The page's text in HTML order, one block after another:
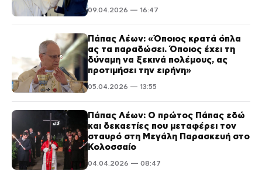
09.04.2026 — 16:47
Πάπας Λέων: «Όποιος κρατά όπλα
ας τα παραδώσει. Όποιος έχει τη
δύναμη να ξεκινά πολέμους, ας
προτιμήσει την ειρήνη»
05.04.2026 — 13:55
Πάπας Λέων: Ο πρώτος Πάπας εδώ
και δεκαετίες που μεταφέρει τον
σταυρό στη Μεγάλη Παρασκευή στο
Κολοσσαίο
04.04.2026 — 08:47